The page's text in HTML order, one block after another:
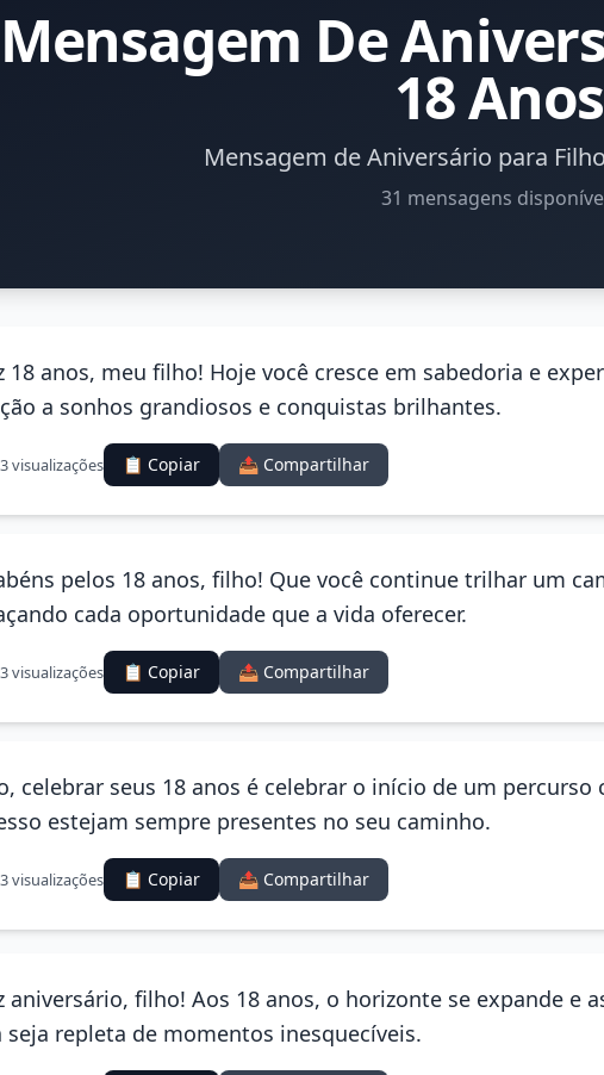
Mensagem De
18 Anos
Mensagem de Aniversário para
31 mensagens
18 anos, meu filho! Hoje você cresce em sabedoria e
a sonhos grandiosos e conquistas brilhantes.
visualizações 📋 Copiar 📤 Compartilhar
pelos 18 anos, filho! Que você continue trilhar um
cada oportunidade que a vida oferecer.
visualizações 📋 Copiar 📤 Compartilhar
celebrar seus 18 anos é celebrar o início de um
estejam sempre presentes no seu caminho.
visualizações 📋 Copiar 📤 Compartilhar
aniversário, filho! Aos 18 anos, o horizonte se expande e
seja repleta de momentos inesquecíveis.